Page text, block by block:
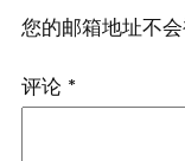
您的邮箱地址不会
评论 *